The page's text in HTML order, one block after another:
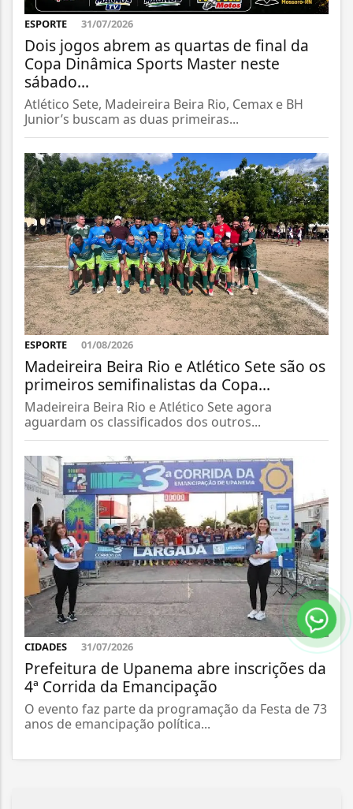
ESPORTE 31/07/2026
Dois jogos abrem as quartas de final da
Copa Dinâmica Sports Master neste
sábado...
Atlético Sete, Madeireira Beira Rio, Cemax e BH
Junior’s buscam as duas primeiras...
ESPORTE 01/08/2026
Madeireira Beira Rio e Atlético Sete são os
primeiros semifinalistas da Copa...
Madeireira Beira Rio e Atlético Sete agora
aguardam os classificados dos outros...
CIDADES 31/07/2026
Prefeitura de Upanema abre inscrições da
4ª Corrida da Emancipação
O evento faz parte da programação da Festa de 73
anos de emancipação política...